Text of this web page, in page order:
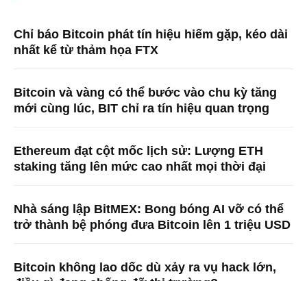
Chỉ báo Bitcoin phát tín hiệu hiếm gặp, kéo dài
nhất kể từ thảm họa FTX
Bitcoin và vàng có thể bước vào chu kỳ tăng
mới cùng lúc, BIT chỉ ra tín hiệu quan trọng
Ethereum đạt cột mốc lịch sử: Lượng ETH
staking tăng lên mức cao nhất mọi thời đại
Nhà sáng lập BitMEX: Bong bóng AI vỡ có thể
trở thành bệ phóng đưa Bitcoin lên 1 triệu USD
Bitcoin không lao dốc dù xảy ra vụ hack lớn,